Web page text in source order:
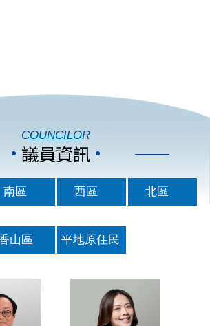
COUNCILOR
議員資訊